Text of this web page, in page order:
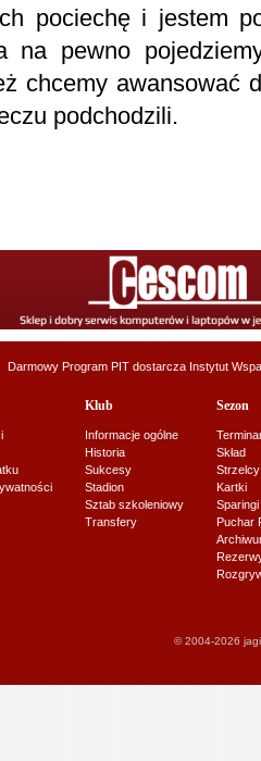
pociechę i jestem
na pewno
chcemy awansować
podchodzili.
Darmowy Program PIT dostarcza Instytut
Klub
Informacje ogólne
Historia
Sukcesy
Stadion
Sztab szkoleniowy
Transfery
Sezon
Skład
Strzelcy
Kartki
Sparingi
Puchar
© 2004-2026